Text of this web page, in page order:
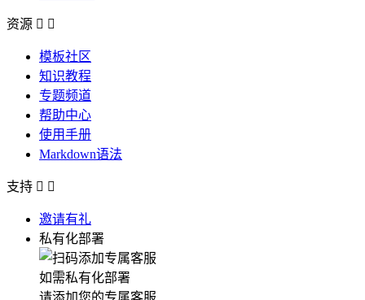
资源  
模板社区
知识教程
专题频道
帮助中心
使用手册
Markdown语法
支持  
邀请有礼
私有化部署
如需私有化部署
请添加您的专属客服